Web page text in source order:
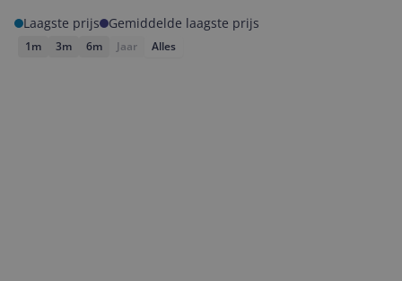
Laagste prijs
Gemiddelde laagste prijs
1m 3m 6m Jaar Alles